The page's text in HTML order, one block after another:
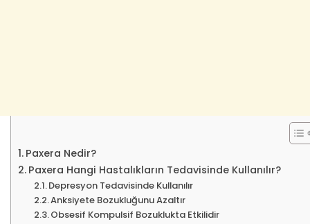
Paxera Nedir?
Paxera Hangi Hastalıkların Tedavisinde Kullanılır?
Depresyon Tedavisinde Kullanılır
Anksiyete Bozukluğunu Azaltır
Obsesif Kompulsif Bozuklukta Etkilidir